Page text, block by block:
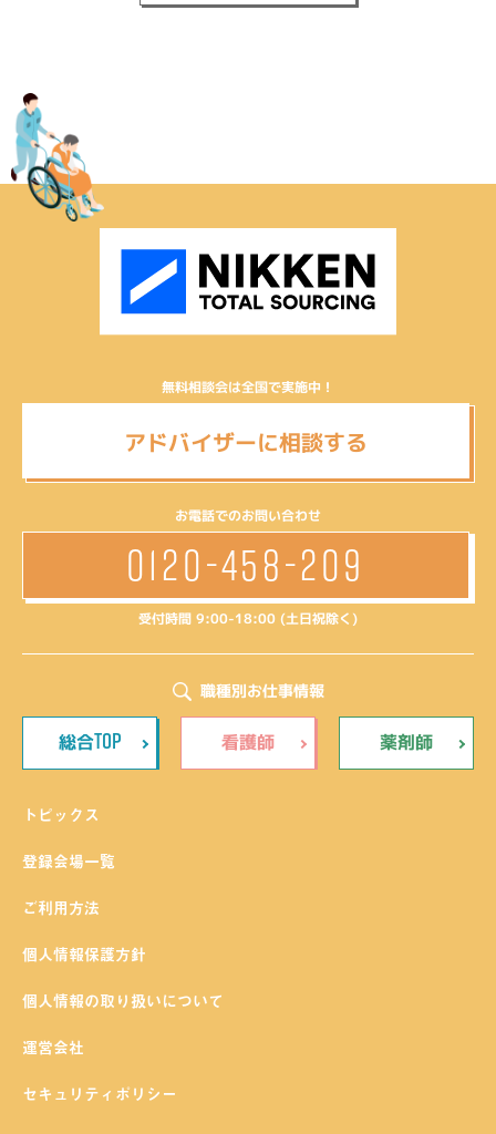
無料相談会は全国で実施中！
アドバイザーに相談する
お電話でのお問い合わせ
0120-458-209
受付時間 9:00-18:00 (土日祝除く)
職種別お仕事情報
総合TOP 看護師 薬剤師
トピックス
登録会場一覧
ご利用方法
個人情報保護方針
個人情報の取り扱いについて
運営会社
セキュリティポリシー